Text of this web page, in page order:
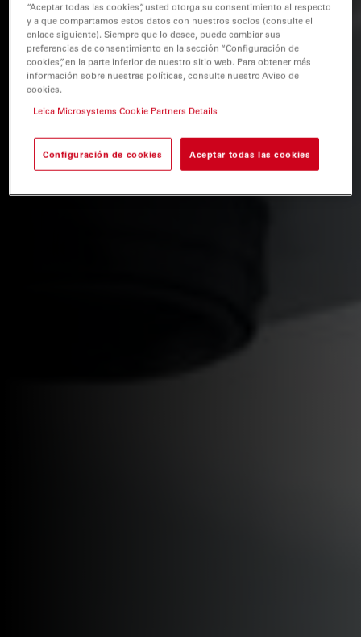
“Aceptar todas las cookies”, usted otorga su consentimiento al respecto
y a que compartamos estos datos con nuestros socios (consulte el
enlace siguiente). Siempre que lo desee, puede cambiar sus
preferencias de consentimiento en la sección “Configuración de
cookies”, en la parte inferior de nuestro sitio web. Para obtener más
información sobre nuestras políticas, consulte nuestro Aviso de
cookies.
Leica Microsystems Cookie Partners Details
Configuración de cookies Aceptar todas las cookies